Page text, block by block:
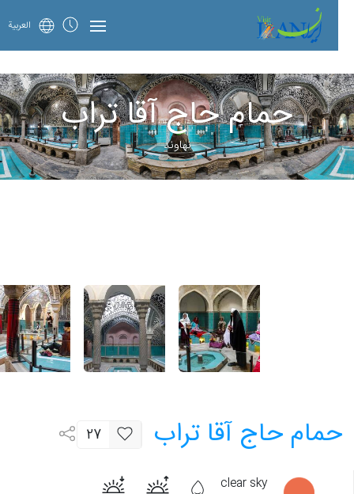
العربية
حمام حاج آقا تراب
نهاوند
حمام حاج آقا تراب 27
clear sky